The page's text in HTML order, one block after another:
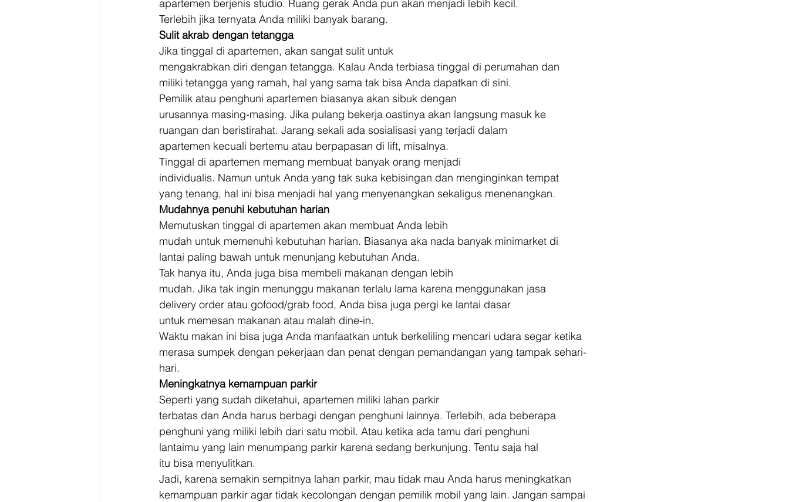
apartemen berjenis studio. Ruang gerak Anda pun akan menjadi lebih kecil.
Terlebih jika ternyata Anda miliki banyak barang.
Sulit akrab dengan tetangga
Jika tinggal di apartemen, akan sangat sulit untuk
mengakrabkan diri dengan tetangga. Kalau Anda terbiasa tinggal di perumahan dan
miliki tetangga yang ramah, hal yang sama tak bisa Anda dapatkan di sini.
Pemilik atau penghuni apartemen biasanya akan sibuk dengan
urusannya masing-masing. Jika pulang bekerja oastinya akan langsung masuk ke
ruangan dan beristirahat. Jarang sekali ada sosialisasi yang terjadi dalam
apartemen kecuali bertemu atau berpapasan di lift, misalnya.
Tinggal di apartemen memang membuat banyak orang menjadi
individualis. Namun untuk Anda yang tak suka kebisingan dan menginginkan tempat
yang tenang, hal ini bisa menjadi hal yang menyenangkan sekaligus menenangkan.
Mudahnya penuhi kebutuhan harian
Memutuskan tinggal di apartemen akan membuat Anda lebih
mudah untuk memenuhi kebutuhan harian. Biasanya aka nada banyak minimarket di
lantai paling bawah untuk menunjang kebutuhan Anda.
Tak hanya itu, Anda juga bisa membeli makanan dengan lebih
mudah. Jika tak ingin menunggu makanan terlalu lama karena menggunakan jasa
delivery order atau gofood/grab food, Anda bisa juga pergi ke lantai dasar
untuk memesan makanan atau malah dine-in.
Waktu makan ini bisa juga Anda manfaatkan untuk berkeliling mencari udara segar ketika
merasa sumpek dengan pekerjaan dan penat dengan pemandangan yang tampak sehari-
hari.
Meningkatnya kemampuan parkir
Seperti yang sudah diketahui, apartemen miliki lahan parkir
terbatas dan Anda harus berbagi dengan penghuni lainnya. Terlebih, ada beberapa
penghuni yang miliki lebih dari satu mobil. Atau ketika ada tamu dari penghuni
lantaimu yang lain menumpang parkir karena sedang berkunjung. Tentu saja hal
itu bisa menyulitkan.
Jadi, karena semakin sempitnya lahan parkir, mau tidak mau Anda harus meningkatkan
kemampuan parkir agar tidak kecolongan dengan pemilik mobil yang lain. Jangan sampai